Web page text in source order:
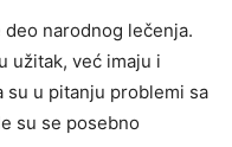
narodnog lečenja.
užitak, već imaju i
su u pitanju problemi sa
su se posebno